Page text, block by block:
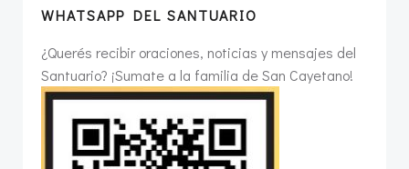
WHATSAPP DEL SANTUARIO
¿Querés recibir oraciones, noticias y mensajes del
Santuario? ¡Sumate a la familia de San Cayetano!